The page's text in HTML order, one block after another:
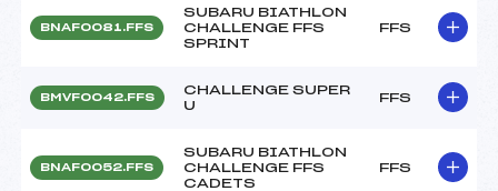
BNAF0081.FFS
SUBARU BIATHLON
CHALLENGE FFS
SPRINT
FFS
BMVF0042.FFS
CHALLENGE SUPER
U
FFS
BNAF0052.FFS
SUBARU BIATHLON
CHALLENGE FFS
CADETS
FFS